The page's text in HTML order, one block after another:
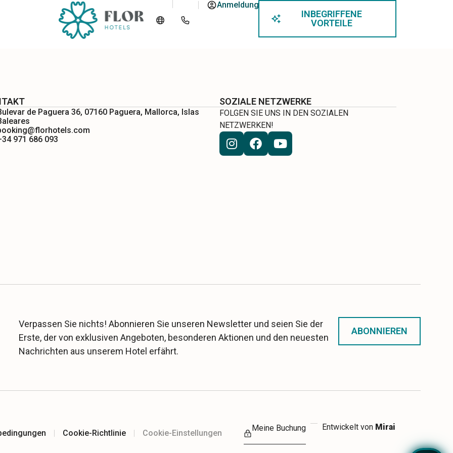
Anmeldung
INBEGRIFFENE
VORTEILE
de Paguera 36, 07160 Paguera, Mallorca, Islas
971 686 093
SOZIALE NETZWERKE
FOLGEN SIE UNS IN DEN SOZIALEN
NETZWERKEN!
Verpassen Sie nichts! Abonnieren Sie unseren Newsletter und seien Sie der
Erste, der von exklusiven Angeboten, besonderen Aktionen und den neuesten
Nachrichten aus unserem Hotel erfährt.
ABONNIEREN
Cookie-Richtlinie Cookie-Einstellungen
Meine Buchung Entwickelt von Mirai